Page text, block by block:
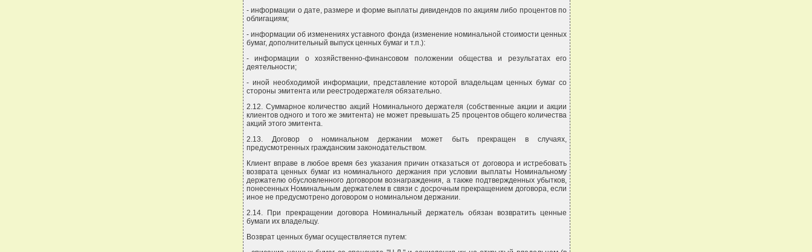
- информации о дате, размере и форме выплаты дивидендов по акциям либо процентов по
облигациям;
- информации об изменениях уставного фонда (изменение номинальной стоимости ценных
бумаг, дополнительный выпуск ценных бумаг и т.п.):
- информации о хозяйственно-финансовом положении общества и результатах его
деятельности;
- иной необходимой информации, представление которой владельцам ценных бумаг со
стороны эмитента или реестродержателя обязательно.
2.12. Суммарное количество акций Номинального держателя (собственные акции и акции
клиентов одного и того же эмитента) не может превышать 25 процентов общего количества
акций этого эмитента.
2.13. Договор о номинальном держании может быть прекращен в случаях,
предусмотренных гражданским законодательством.
Клиент вправе в любое время без указания причин отказаться от договора и истребовать
возврата ценных бумаг из номинального держания при условии выплаты Номинальному
держателю обусловленного договором вознаграждения, а также подтвержденных убытков,
понесенных Номинальным держателем в связи с досрочным прекращением договора, если
иное не предусмотрено договором о номинальном держании.
2.14. При прекращении договора Номинальный держатель обязан возвратить ценные
бумаги их владельцу.
Возврат ценных бумаг осуществляется путем: